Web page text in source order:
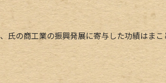
氏の商工業の振興発展に寄与した功績はまこ